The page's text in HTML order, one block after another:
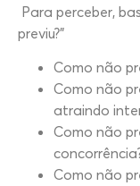
Para perceber,
previu?”
Como não
Como não
atraindo
Como não
Como não